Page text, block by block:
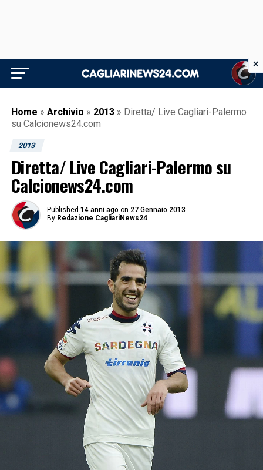
Home » Archivio » 2013 » Diretta/ Live Cagliari-Palermo
su Calcionews24.com
2013
Diretta/ Live Cagliari-Palermo su
Calcionews24.com
Published 14 anni ago on 27 Gennaio 2013
By Redazione CagliariNews24
×